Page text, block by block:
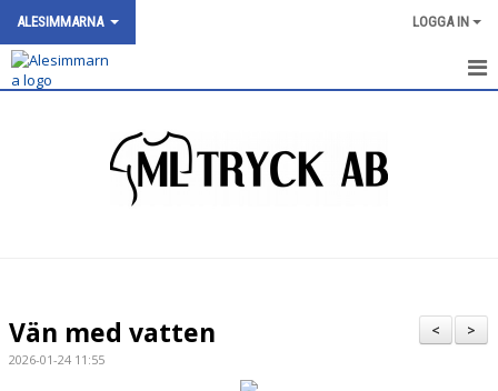
ALESIMMARNA LOGGA IN
BILDGALLERI
>
<
Vän med vatten
2026-01-24 11:55